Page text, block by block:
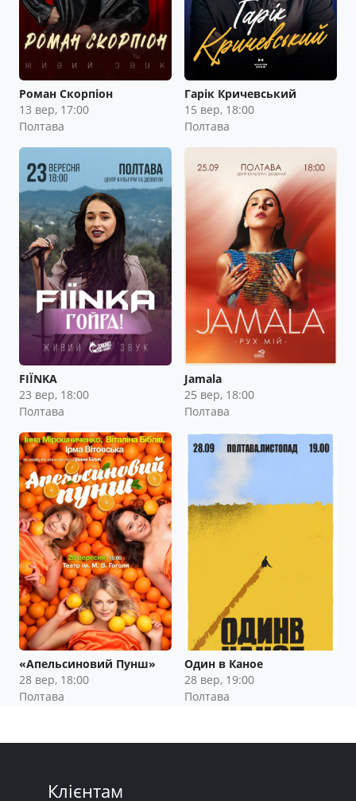
Роман Скорпіон
13 вер, 17:00
Полтава
Гарік Кричевський
15 вер, 18:00
Полтава
FIЇNKA
23 вер, 18:00
Полтава
Jamala
25 вер, 18:00
Полтава
«Апельсиновий Пунш»
28 вер, 18:00
Полтава
Один в Каное
28 вер, 19:00
Полтава
Клієнтам